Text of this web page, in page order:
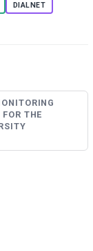
DIALNET
THE